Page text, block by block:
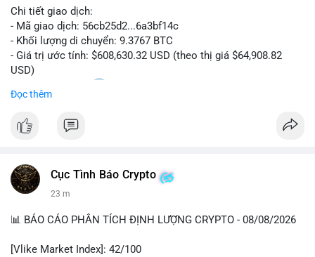
Chi tiết giao dịch:
- Mã giao dịch: 56cb25d2...6a3bf14c
- Khối lượng di chuyển: 9.3767 BTC
- Giá trị ước tính: $608,630.32 USD (theo thị giá $64,908.82
USD)
- Thời gian: 02:20
Nhận định phân tích:
Giao dịch gần 610 nghìn USD được thực hiện trong khung giờ
bình lớn này, khả năng cao là cá voi đang tái phân bổ tài sản
giữa các ví nóng hoặc chuyển sang ví lạnh để tích lũy dài hạn,
vào sàn giao dịch tập trung trong các khối tiếp theo, áp lực
cơ ngắn hạn.
Đọc thêm
Cục Tình Báo Crypto
23 m
📊 BÁO CÁO PHÂN TÍCH ĐỊNH LƯỢNG CRYPTO - 08/08/2026
[Vlike Market Index]: 42/100